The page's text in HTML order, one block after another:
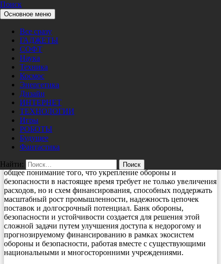
Перейти к содержимому
Pro/Hi-Tech
Поиск
Основное меню
Все сразу
ГАДЖЕТЫ
СОФТ
Наука
Техника
Космос
Энергетика
Дизайн
ИНТЕРНЕТ
ТЕХНОЛОГИИ
Игры
РОБОТЫ
Будущее
Фантастика
Найти:
экономика
Канада поддержала создание нового
Банка обороны, безопасности и
устойчивости
02/01/2026 nat
Заявление группы развития Банка обороны, безопасности и
устойчивости (Defence, Security and Resilience Bank, DSRB):
группа развития банка DSRB приветствует заявление
министра финансов Канады, подтверждающее ведущую роль
Канады в создании Банка обороны, безопасности и
устойчивости.
Руководство Канады отражает сложившееся среди союзников
общее понимание того, что укрепление обороны и
безопасности в настоящее время требует не только увеличения
расходов, но и схем финансирования, способных поддержать
масштабный рост промышленности, надежность цепочек
поставок и долгосрочный потенциал. Банк обороны,
безопасности и устойчивости создается для решения этой
сложной задачи путем улучшения доступа к недорогому и
прогнозируемому финансированию в рамках экосистем
обороны и безопасности, работая вместе с существующими
национальными и многосторонними учреждениями.